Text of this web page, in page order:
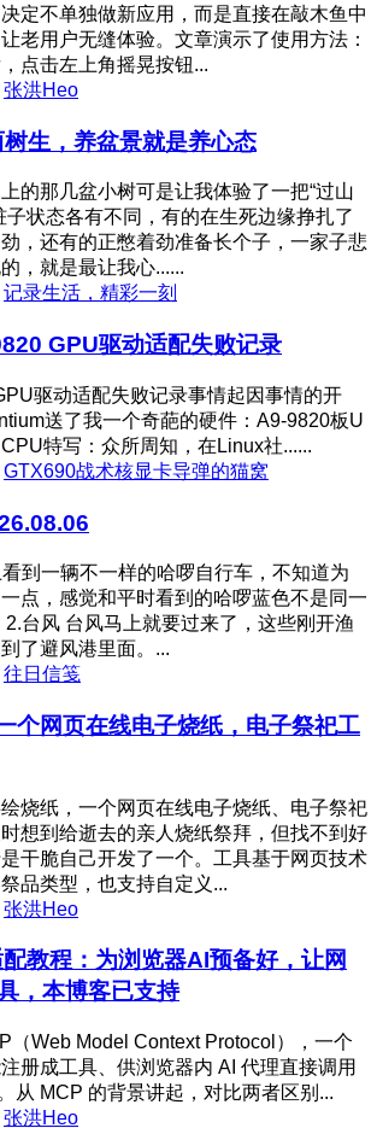
定不单独做新应用，而是直接在敲木鱼中
老用户无缝体验。文章演示了使用方法：
点击左上角摇晃按钮...
张洪Heo
生，养盆景就是养心态
的那几盆小树可是让我体验了一把“过山
子状态各有不同，有的在生死边缘挣扎了
，还有的正憋着劲准备长个子，一家子悲
，就是最让我心......
记录生活，精彩一刻
GPU驱动适配失败记录
驱动适配失败记录事情起因事情的开
送了我一个奇葩的硬件：A9-9820板U
特写：众所周知，在Linux社......
GTX690战术核显卡导弹的猫窝
到一辆不一样的哈啰自行车，不知道为
点，感觉和平时看到的哈啰蓝色不是同一
台风 台风马上就要过来了，这些刚开渔
了避风港里面。...
往日信笺
个网页在线电子烧纸，电子祭祀工
烧纸，一个网页在线电子烧纸、电子祭祀
想到给逝去的亲人烧纸祭拜，但找不到好
干脆自己开发了一个。工具基于网页技术
品类型，也支持自定义...
张洪Heo
教程：为浏览器AI预备好，让网
，本博客已支持
（Web Model Context Protocol），一个
册成工具、供浏览器内 AI 代理直接调用
从 MCP 的背景讲起，对比两者区别...
张洪Heo